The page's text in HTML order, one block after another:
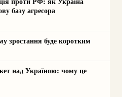
базу агресора
зростання буде коротким
над Україною: чому це